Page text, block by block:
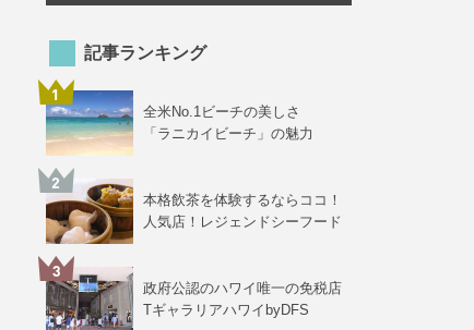
記事ランキング
全米No.1ビーチの美しさ
「ラニカイビーチ」の魅力
本格飲茶を体験するならココ！
人気店！レジェンドシーフード
政府公認のハワイ唯一の免税店
TギャラリアハワイbyDFS